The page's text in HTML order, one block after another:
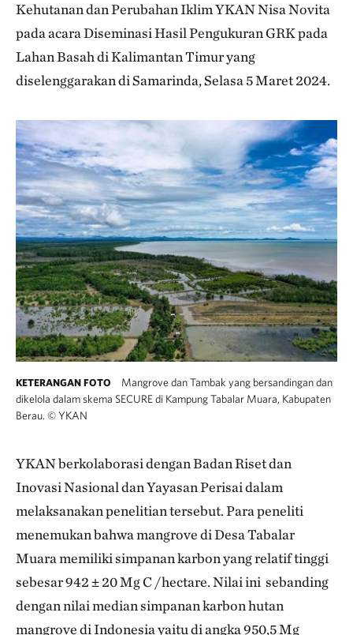
Kehutanan dan Perubahan Iklim YKAN Nisa Novita
pada acara Diseminasi Hasil Pengukuran GRK pada
Lahan Basah di Kalimantan Timur yang
diselenggarakan di Samarinda, Selasa 5 Maret 2024.
KETERANGAN FOTO
Mangrove dan Tambak yang bersandingan dan
dikelola dalam skema SECURE di Kampung Tabalar Muara, Kabupaten
Berau. ©YKAN
YKAN berkolaborasi dengan Badan Riset dan
Inovasi Nasional dan Yayasan Perisai dalam
melaksanakan penelitian tersebut. Para peneliti
menemukan bahwa mangrove di Desa Tabalar
Muara memiliki simpanan karbon yang relatif tinggi
sebesar 942 ± 20 Mg C /hectare. Nilai ini sebanding
dengan nilai median simpanan karbon hutan
mangrove di Indonesia yaitu di angka 950,5 Mg